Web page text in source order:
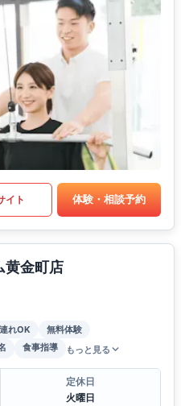
イト 体験・相談予約
金町店
れOK
無料体験
食事指導 もっと見る
定休日
火曜日